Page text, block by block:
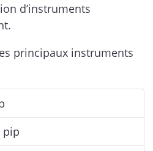
d’instruments
principaux instruments
pip